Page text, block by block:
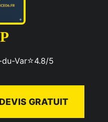
Var⭐4.8/5
GRATUIT